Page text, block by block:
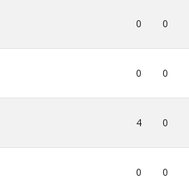
0 0
0 0
4 0
0 0